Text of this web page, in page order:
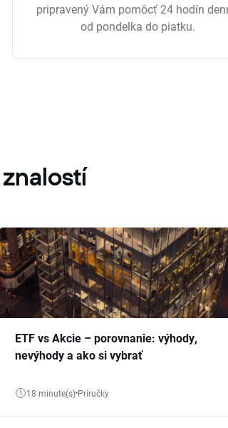
pripravený Vám pomôcť 24 hodín
od pondelka do piatku.
ETF vs Akcie – porovnanie: výhody,
nevýhody a ako si vybrať
18 minute(s) Príručky